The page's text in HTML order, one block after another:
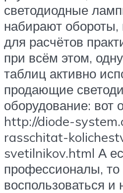
светодиодные
набирают
для расчётов
при всём этом,
таблиц активно
продающие
оборудование: вот
http://diode-
rasschitat-
svetilnikov.html А
профессионалы,
воспользоваться и